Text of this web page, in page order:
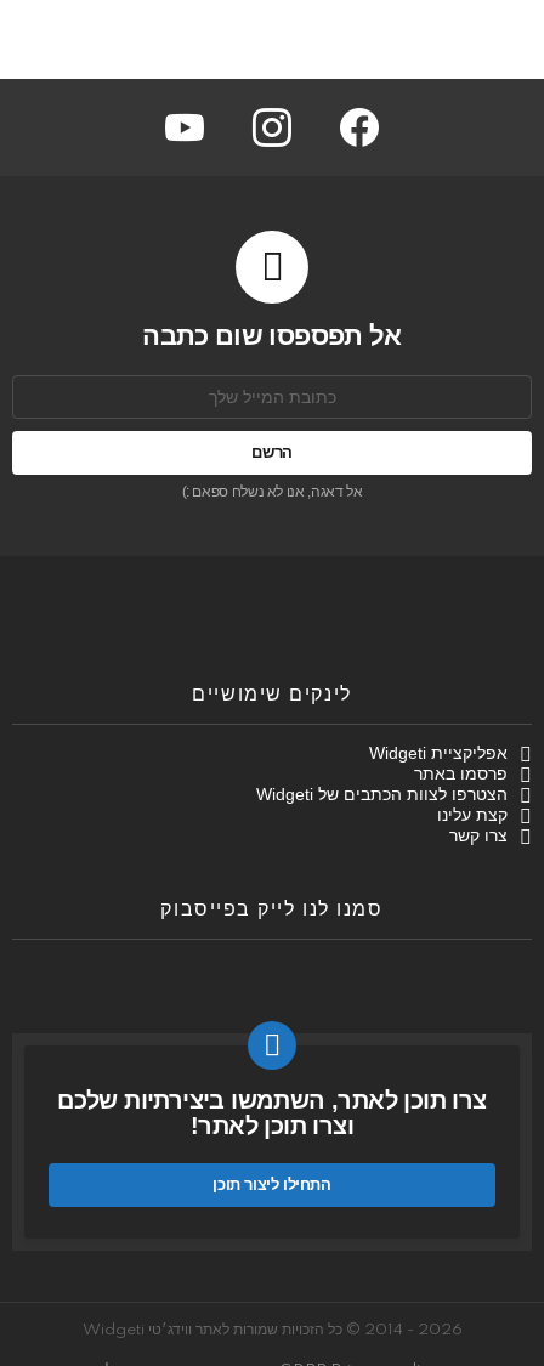
facebook
instagram
אל תפספסו שום כתבה
אל דאגה, אנו לא נשלח ספאם :)
לינקים שימושיים
אפליקציית Widgeti
פרסמו באתר
הצטרפו לצוות הכתבים של Widgeti
קצת עלינו
צרו קשר
סמנו לנו לייק בפייסבוק
צרו תוכן לאתר, השתמשו ביצירתיות שלכם
וצרו תוכן לאתר!
התחילו ליצור תוכן
2026 - 2014 © כל הזכויות שמורות לאתר ווידג׳טי Widgeti